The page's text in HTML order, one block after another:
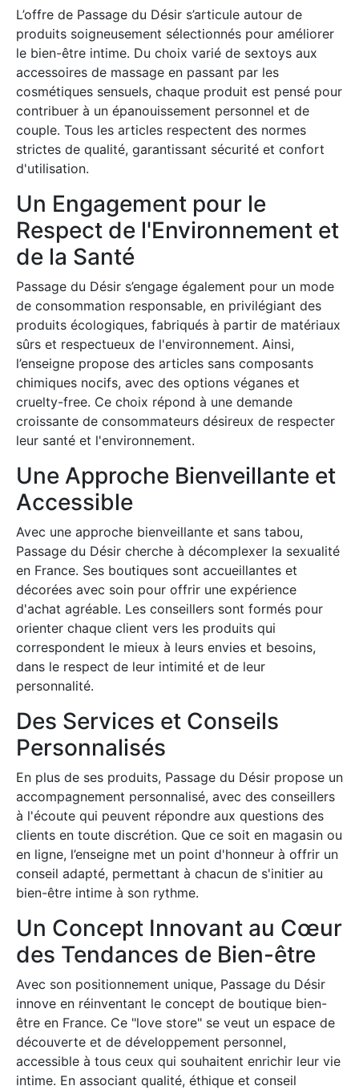
L’offre de Passage du Désir s’articule autour de
produits soigneusement sélectionnés pour améliorer
le bien-être intime. Du choix varié de sextoys aux
accessoires de massage en passant par les
cosmétiques sensuels, chaque produit est pensé pour
contribuer à un épanouissement personnel et de
couple. Tous les articles respectent des normes
strictes de qualité, garantissant sécurité et confort
d'utilisation.
Un Engagement pour le
Respect de l'Environnement et
de la Santé
Passage du Désir s’engage également pour un mode
de consommation responsable, en privilégiant des
produits écologiques, fabriqués à partir de matériaux
sûrs et respectueux de l'environnement. Ainsi,
l’enseigne propose des articles sans composants
chimiques nocifs, avec des options véganes et
cruelty-free. Ce choix répond à une demande
croissante de consommateurs désireux de respecter
leur santé et l'environnement.
Une Approche Bienveillante et
Accessible
Avec une approche bienveillante et sans tabou,
Passage du Désir cherche à décomplexer la sexualité
en France. Ses boutiques sont accueillantes et
décorées avec soin pour offrir une expérience
d'achat agréable. Les conseillers sont formés pour
orienter chaque client vers les produits qui
correspondent le mieux à leurs envies et besoins,
dans le respect de leur intimité et de leur
personnalité.
Des Services et Conseils
Personnalisés
En plus de ses produits, Passage du Désir propose un
accompagnement personnalisé, avec des conseillers
à l'écoute qui peuvent répondre aux questions des
clients en toute discrétion. Que ce soit en magasin ou
en ligne, l’enseigne met un point d'honneur à offrir un
conseil adapté, permettant à chacun de s'initier au
bien-être intime à son rythme.
Un Concept Innovant au Cœur
des Tendances de Bien-être
Avec son positionnement unique, Passage du Désir
innove en réinventant le concept de boutique bien-
être en France. Ce "love store" se veut un espace de
découverte et de développement personnel,
accessible à tous ceux qui souhaitent enrichir leur vie
intime. En associant qualité, éthique et conseil